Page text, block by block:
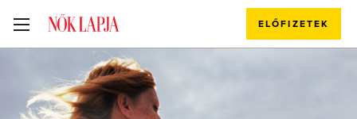
ELŐFIZETEK